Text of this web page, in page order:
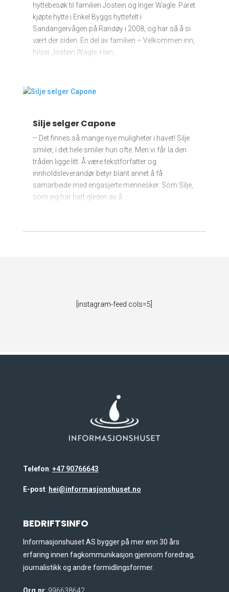
hyttebesøk til familien Jostein og Inger Wagle. Paret
kjøpte hytte i Enkel Byggs hyttefelt i
Sandangervågen på Randøy i 2008, og har så å si
vært der siden. En del av familien – Velkommen inn,
hilser Jostein Wagle. Han...
Silje selger Capone
– Det finnes så mange nye muligheter i havet! Silje
smiler, i det hele smiler hun ofte. Men vi får la den
tråden ligge litt. Å være tekstforfatter og
innholdsleverandør betyr blant annet å få
samarbeide med engasjerte mennesker. Som Silje,
som jeg har hatt gleden av å...
[instagram-feed cols=5]
Telefon: +47 90766643
E-post: hei@informasjonshuset.no
BEDRIFTSINFO
Informasjonshuset AS bygger på mer enn 30 års
erfaring innen fagkommunikasjon gjennom foredrag,
journalistikk og andre formidlingsformer.